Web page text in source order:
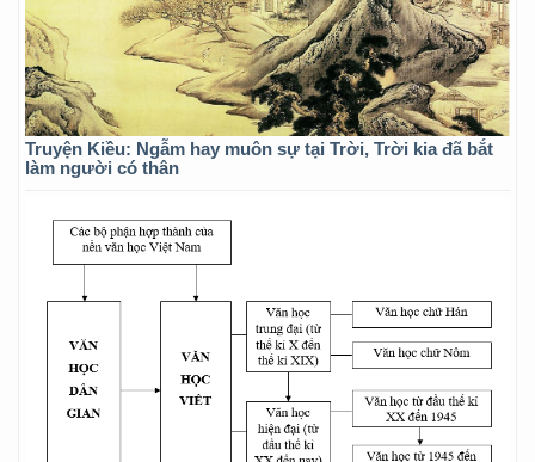
Truyện Kiều: Ngẫm hay muôn sự tại Trời, Trời kia đã bắt
làm người có thân